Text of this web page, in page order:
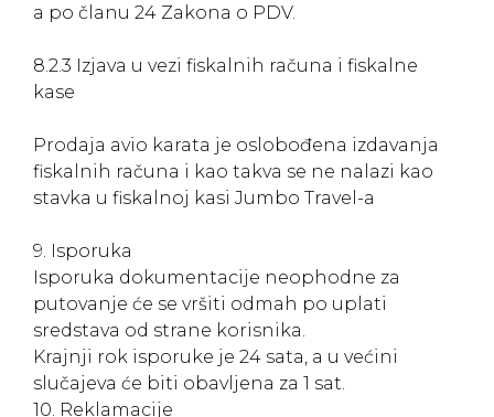
a po članu 24 Zakona o PDV.
8.2.3 Izjava u vezi fiskalnih računa i fiskalne
kase
Prodaja avio karata je oslobođena izdavanja
fiskalnih računa i kao takva se ne nalazi kao
stavka u fiskalnoj kasi Jumbo Travel-a
9. Isporuka
Isporuka dokumentacije neophodne za
putovanje će se vršiti odmah po uplati
sredstava od strane korisnika.
Krajnji rok isporuke je 24 sata, a u većini
slučajeva će biti obavljena za 1 sat.
10. Reklamacije